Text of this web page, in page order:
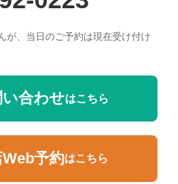
が、当日のご予約は現在受け付け
合わせはこちら
予約はこちら